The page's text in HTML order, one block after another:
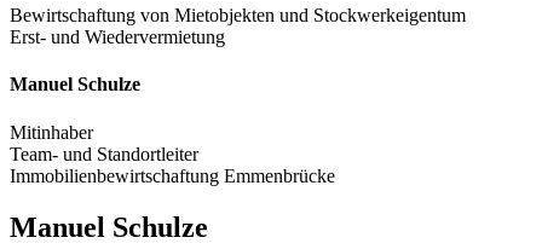
Bewirtschaftung von Mietobjekten und Stockwerkeigentum
Erst- und Wiedervermietung
Manuel Schulze
Mitinhaber
Team- und Standortleiter
Immobilienbewirtschaftung Emmenbrücke
Manuel Schulze